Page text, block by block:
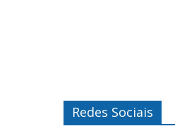
Redes Sociais